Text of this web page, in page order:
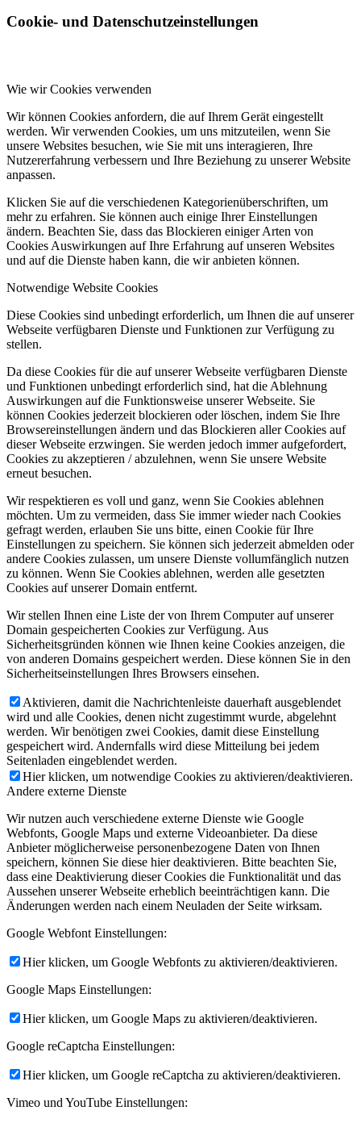
Cookie- und Datenschutzeinstellungen
Wie wir Cookies verwenden
Wir können Cookies anfordern, die auf Ihrem Gerät eingestellt
werden. Wir verwenden Cookies, um uns mitzuteilen, wenn Sie
unsere Websites besuchen, wie Sie mit uns interagieren, Ihre
Nutzererfahrung verbessern und Ihre Beziehung zu unserer Website
anpassen.
Klicken Sie auf die verschiedenen Kategorienüberschriften, um
mehr zu erfahren. Sie können auch einige Ihrer Einstellungen
ändern. Beachten Sie, dass das Blockieren einiger Arten von
Cookies Auswirkungen auf Ihre Erfahrung auf unseren Websites
und auf die Dienste haben kann, die wir anbieten können.
Notwendige Website Cookies
Diese Cookies sind unbedingt erforderlich, um Ihnen die auf unserer
Webseite verfügbaren Dienste und Funktionen zur Verfügung zu
stellen.
Da diese Cookies für die auf unserer Webseite verfügbaren Dienste
und Funktionen unbedingt erforderlich sind, hat die Ablehnung
Auswirkungen auf die Funktionsweise unserer Webseite. Sie
können Cookies jederzeit blockieren oder löschen, indem Sie Ihre
Browsereinstellungen ändern und das Blockieren aller Cookies auf
dieser Webseite erzwingen. Sie werden jedoch immer aufgefordert,
Cookies zu akzeptieren / abzulehnen, wenn Sie unsere Website
erneut besuchen.
Wir respektieren es voll und ganz, wenn Sie Cookies ablehnen
möchten. Um zu vermeiden, dass Sie immer wieder nach Cookies
gefragt werden, erlauben Sie uns bitte, einen Cookie für Ihre
Einstellungen zu speichern. Sie können sich jederzeit abmelden oder
andere Cookies zulassen, um unsere Dienste vollumfänglich nutzen
zu können. Wenn Sie Cookies ablehnen, werden alle gesetzten
Cookies auf unserer Domain entfernt.
Wir stellen Ihnen eine Liste der von Ihrem Computer auf unserer
Domain gespeicherten Cookies zur Verfügung. Aus
Sicherheitsgründen können wie Ihnen keine Cookies anzeigen, die
von anderen Domains gespeichert werden. Diese können Sie in den
Sicherheitseinstellungen Ihres Browsers einsehen.
Aktivieren, damit die Nachrichtenleiste dauerhaft ausgeblendet
wird und alle Cookies, denen nicht zugestimmt wurde, abgelehnt
werden. Wir benötigen zwei Cookies, damit diese Einstellung
gespeichert wird. Andernfalls wird diese Mitteilung bei jedem
Seitenladen eingeblendet werden.
Hier klicken, um notwendige Cookies zu aktivieren/deaktivieren.
Andere externe Dienste
Wir nutzen auch verschiedene externe Dienste wie Google
Webfonts, Google Maps und externe Videoanbieter. Da diese
Anbieter möglicherweise personenbezogene Daten von Ihnen
speichern, können Sie diese hier deaktivieren. Bitte beachten Sie,
dass eine Deaktivierung dieser Cookies die Funktionalität und das
Aussehen unserer Webseite erheblich beeinträchtigen kann. Die
Änderungen werden nach einem Neuladen der Seite wirksam.
Google Webfont Einstellungen:
Hier klicken, um Google Webfonts zu aktivieren/deaktivieren.
Google Maps Einstellungen:
Hier klicken, um Google Maps zu aktivieren/deaktivieren.
Google reCaptcha Einstellungen:
Hier klicken, um Google reCaptcha zu aktivieren/deaktivieren.
Vimeo und YouTube Einstellungen: